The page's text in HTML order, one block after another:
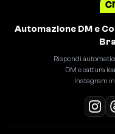
Automazione DM e
Rispondi
DM e cattura
Instagram